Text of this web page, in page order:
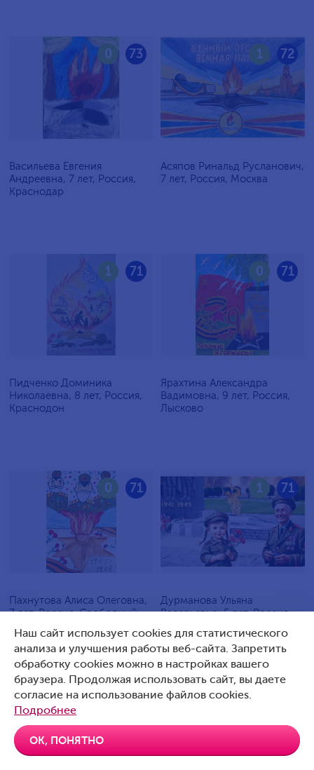
73
0
Васильева Евгения
Андреевна, 7 лет, Россия,
Краснодар
72
1
Асяпов Ринальд Русланович,
7 лет, Россия, Москва
71
1
Пидченко Доминика
Николаевна, 8 лет, Россия,
Краснодон
71
0
Ярахтина Александра
Вадимовна, 9 лет, Россия,
Лысково
71
0
Пахнутова Алиса Олеговна,
7 лет, Россия, Свободный
71
1
Дурманова Ульяна
Валерьевна, 5 лет, Россия,
Наш сайт использует cookies для статистического
анализа и улучшения работы веб-сайта. Запретить
обработку cookies можно в настройках вашего
браузера. Продолжая использовать сайт, вы даете
согласие на использование файлов cookies.
Подробнее
ОК, ПОНЯТНО